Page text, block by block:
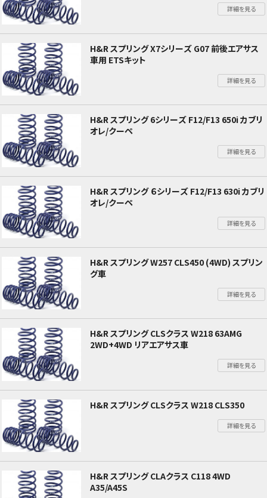
詳細を見る
H&R スプリング X7シリーズ G07 前後エアサス
車用 ETSキット
詳細を見る
H&R スプリング 6シリーズ F12/F13 650i カブリ
オレ/クーペ
詳細を見る
H&R スプリング ６シリーズ F12/F13 630i カブリ
オレ/クーペ
詳細を見る
H&R スプリング W257 CLS450 (4WD) スプリン
グ車
詳細を見る
H&R スプリング CLSクラス W218 63AMG
2WD+4WD リアエアサス車
詳細を見る
H&R スプリング CLSクラス W218 CLS350
詳細を見る
H&R スプリング CLAクラス C118 4WD
A35/A45S